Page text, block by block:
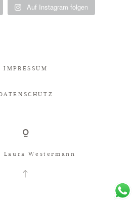
Auf Instagram folgen
IMPRESSUM
Laura Westermann